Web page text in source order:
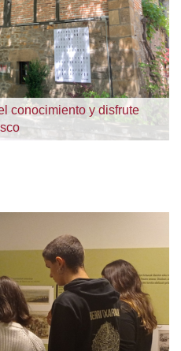
conocimiento y disfrute